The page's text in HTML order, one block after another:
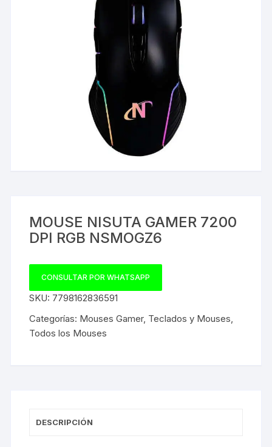
MOUSE NISUTA GAMER 7200
DPI RGB NSMOGZ6
CONSULTAR POR WHATSAPP
SKU: 7798162836591
Categorías: Mouses Gamer, Teclados y Mouses
Todos los Mouses
DESCRIPCIÓN